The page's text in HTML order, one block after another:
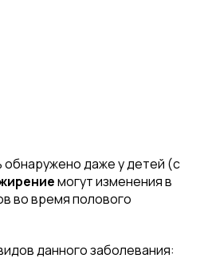
даже у детей (с
могут изменения в
во время полового
данного заболевания: